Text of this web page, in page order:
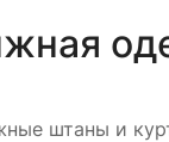
штаны и